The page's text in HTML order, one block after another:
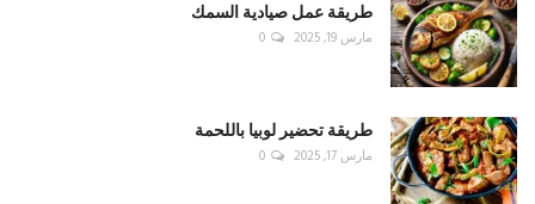
طريقة عمل صيادية السمك
مارس 19, 2025 0
طريقة تحضير لوبيا باللحمة
مارس 17, 2025 0